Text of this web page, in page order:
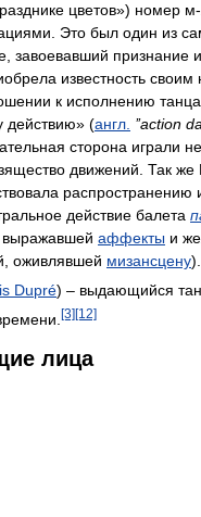
цветов») номер
Это был один из
завоевавший признание
известность своим
к исполнению танца
действию» (англ. ’’action
сторона играли
движений. Так
действие балета
выражавшей аффекты и
оживлявшей мизансцену).
Dupré) – выдающийся
[3] [12]
лица